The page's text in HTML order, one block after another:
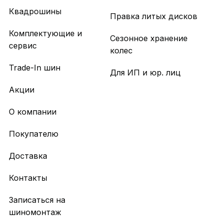
Квадрошины
Комплектующие и
сервис
Trade-In шин
Акции
Правка литых дисков
Сезонное хранение
колес
Для ИП и юр. лиц
О компании
Покупателю
Доставка
Контакты
Записаться на
шиномонтаж